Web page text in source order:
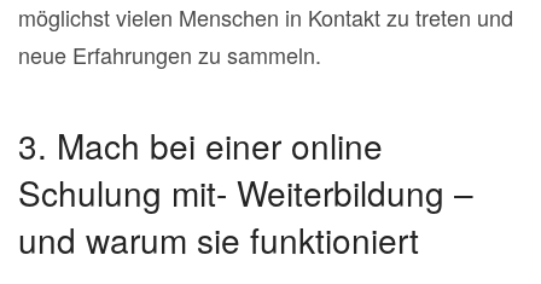
möglichst vielen Menschen in Kontakt zu treten und
neue Erfahrungen zu sammeln.
3. Mach bei einer online
Schulung mit- Weiterbildung –
und warum sie funktioniert